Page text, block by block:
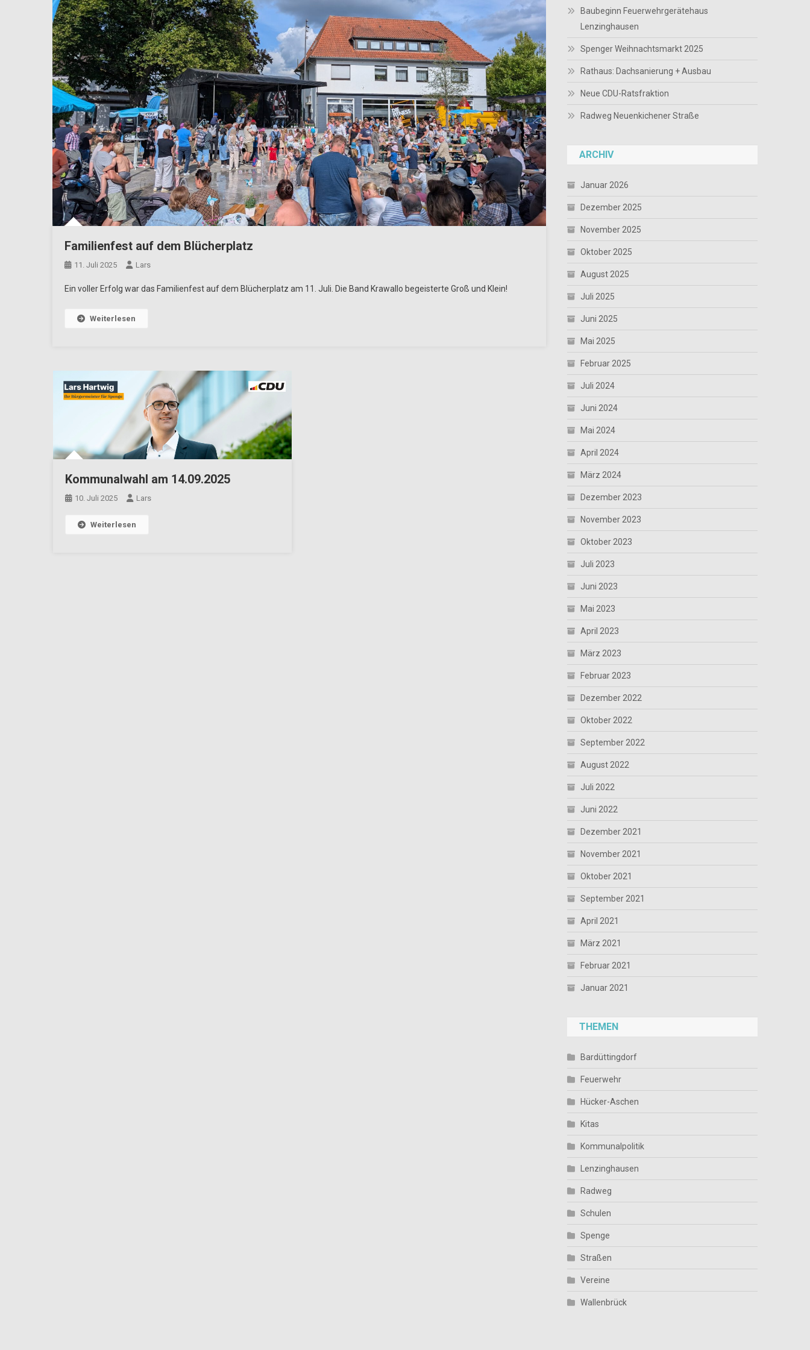
Familienfest auf dem Blücherplatz
11. Juli 2025 Lars
Ein voller Erfolg war das Familienfest auf dem Blücherplatz am 11. Juli. Die Band Krawallo begeisterte Groß und Klein!
Weiterlesen
Kommunalwahl am 14.09.2025
10. Juli 2025 Lars
Weiterlesen
Baubeginn Feuerwehrgerätehaus
Lenzinghausen
Spenger Weihnachtsmarkt 2025
Rathaus: Dachsanierung + Ausbau
Neue CDU-Ratsfraktion
Radweg Neuenkichener Straße
ARCHIV
Januar 2026
Dezember 2025
November 2025
Oktober 2025
August 2025
Juli 2025
Juni 2025
Mai 2025
Februar 2025
Juli 2024
Juni 2024
Mai 2024
April 2024
März 2024
Dezember 2023
November 2023
Oktober 2023
Juli 2023
Juni 2023
Mai 2023
April 2023
März 2023
Februar 2023
Dezember 2022
Oktober 2022
September 2022
August 2022
Juli 2022
Juni 2022
Dezember 2021
November 2021
Oktober 2021
September 2021
April 2021
März 2021
Februar 2021
Januar 2021
THEMEN
Bardüttingdorf
Feuerwehr
Hücker-Aschen
Kitas
Kommunalpolitik
Lenzinghausen
Radweg
Schulen
Spenge
Straßen
Vereine
Wallenbrück